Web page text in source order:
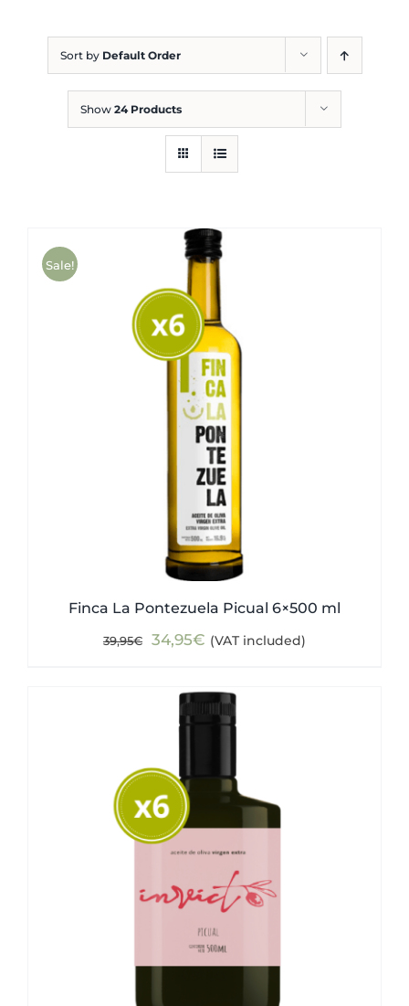
Sort by Default Order
Show 24 Products
Sale!
Finca La Pontezuela Picual 6×500 ml
39,95€
Original
was:
39,95€.
34,95€ Current
is:
34,95€.
(VAT included)